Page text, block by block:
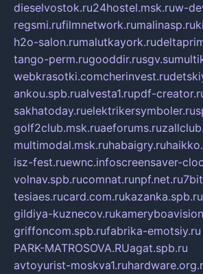
dieselvostok.ru24hostel.msk.ruw-
regsmi.rufilmnetwork.rumalinasp.ru
h2o-salon.rumalutkayork.ru
tango-perm.rugooddir.rusgv.su
webkrasotki.comcherinvest.ru
ankou.spb.rualvesta1.rupdf-
sakhatoday.ruelektrikersymboler.ru
golf2club.msk.ruaeforums.ru
multimodal.msk.ruhabaigry.ru
isz-fest.ruewnc.infoscreensaver-
volnav.spb.rucomnat.runpf.net.ru
tesiaes.rucard.com.rukazanka.spb.ru
gildiya-kuznecov.ru
griffoncom.spb.rufabrika-emotsiy.ru
PARK-MATROSOVA.RUagat.spb.ru
avtoyurist-moskva1.ru